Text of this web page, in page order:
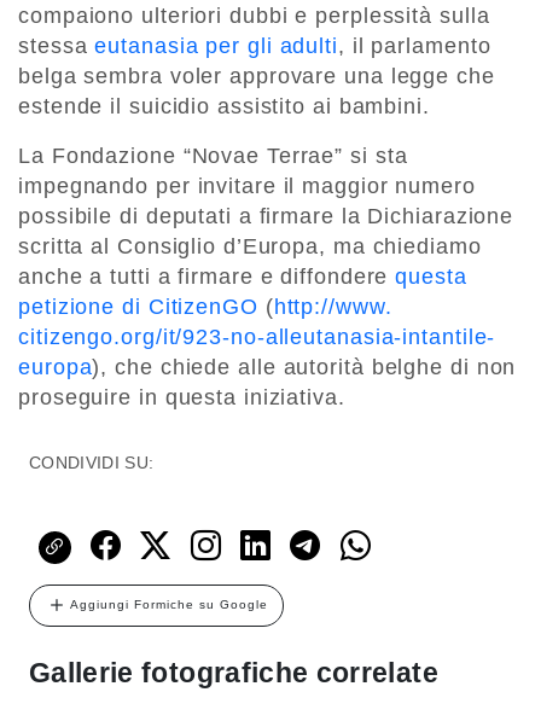
compaiono ulteriori dubbi e perplessità sulla
stessaeutanasia per gli adulti, il parlamento
belga sembra voler approvare una legge che
estende il suicidio assistito ai bambini.
La Fondazione “Novae Terrae” si sta
impegnando per invitare il maggior numero
possibile di deputati a firmare la Dichiarazione
scritta al Consiglio d’Europa, ma chiediamo
anche a tutti a firmare e diffonderequesta
petizione di CitizenGO (http://www.
citizengo.org/it/923-no-alleutanasia-intantile-
europa), che chiede alle autorità belghe di non
proseguire in questa iniziativa.
CONDIVIDI SU:
Aggiungi Formiche su Google
Gallerie fotografiche correlate